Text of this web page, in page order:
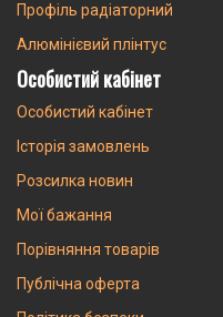
Профіль радіаторний
Алюмінієвий плінтус
Особистий кабінет
Особистий кабінет
Історія замовлень
Розсилка новин
Мої бажання
Порівняння товарів
Публічна оферта